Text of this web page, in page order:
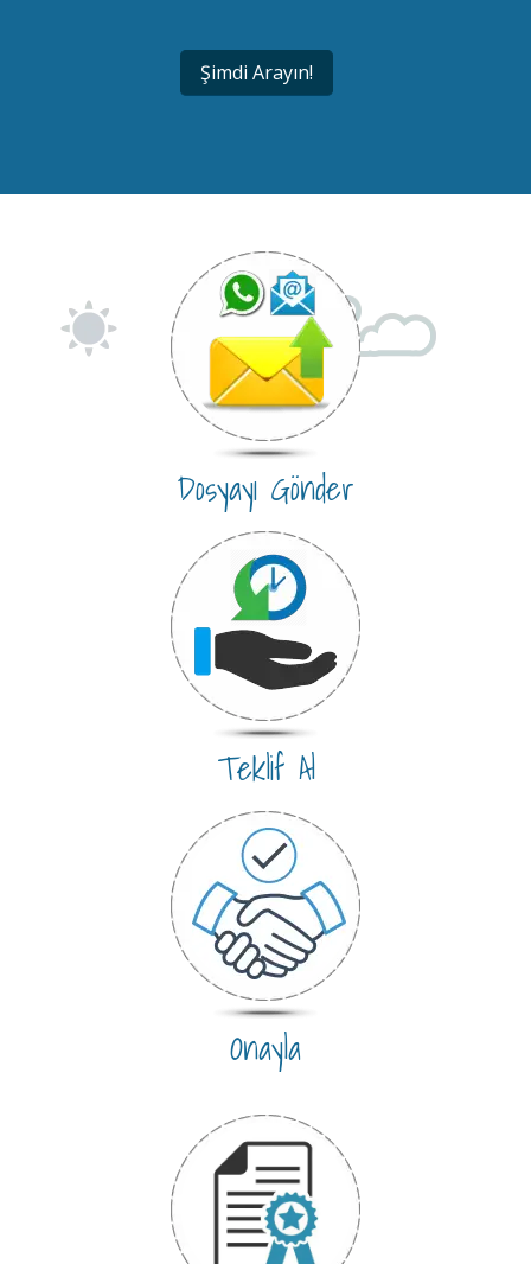
Şimdi Arayın!
Dosyayı Gönder
Teklif Al
Onayla